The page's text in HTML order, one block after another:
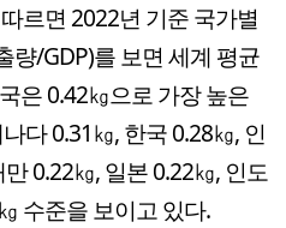
르면 2022년 기준 국가별
량/GDP)를 보면 세계 평균
은 0.42㎏으로 가장 높은
다 0.31㎏, 한국 0.28㎏, 인
0.22㎏, 일본 0.22㎏, 인도
수준을 보이고 있다.